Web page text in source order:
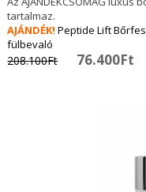
tartalmaz.
AJÁNDÉK! Peptide Lift
fülbevaló
208.100Ft Original
76.400Ft